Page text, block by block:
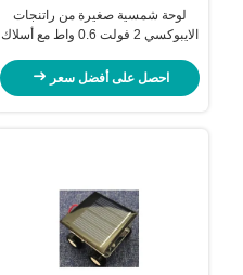
لوحة شمسية صغيرة من راتنجات
الايبوكسي 2 فولت 0.6 واط مع أسلاك
لتقوم بها بنفسك بطارية شمسية
احصل على أفضل سعر